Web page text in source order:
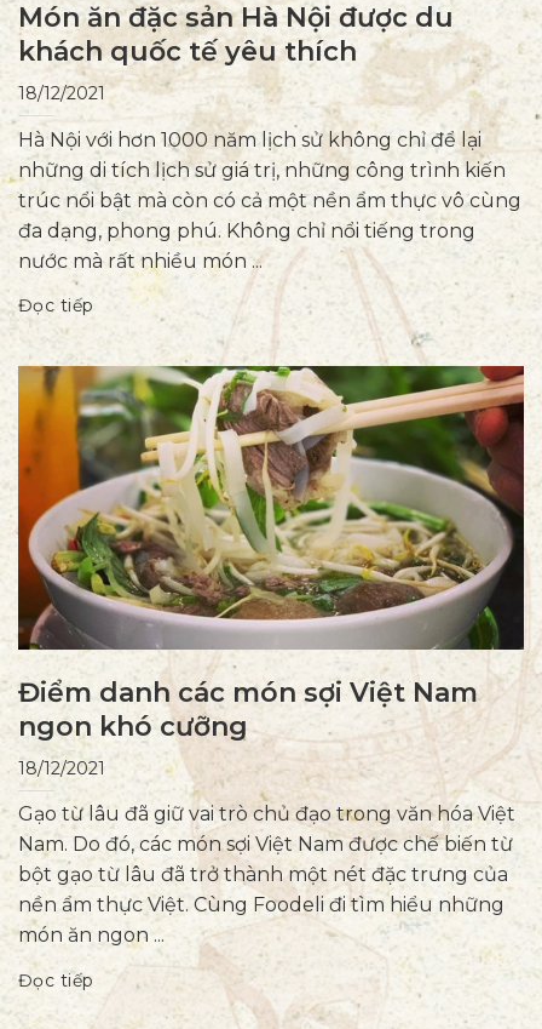
Món ăn đặc sản Hà Nội được du
khách quốc tế yêu thích
18/12/2021
Hà Nội với hơn 1000 năm lịch sử không chỉ để lại
những di tích lịch sử giá trị, những công trình kiến
trúc nổi bật mà còn có cả một nền ẩm thực vô cùng
đa dạng, phong phú. Không chỉ nổi tiếng trong
nước mà rất nhiều món ...
Đọc tiếp
Điểm danh các món sợi Việt Nam
ngon khó cưỡng
18/12/2021
Gạo từ lâu đã giữ vai trò chủ đạo trong văn hóa Việt
Nam. Do đó, các món sợi Việt Nam được chế biến từ
bột gạo từ lâu đã trở thành một nét đặc trưng của
nền ẩm thực Việt. Cùng Foodeli đi tìm hiểu những
món ăn ngon ...
Đọc tiếp